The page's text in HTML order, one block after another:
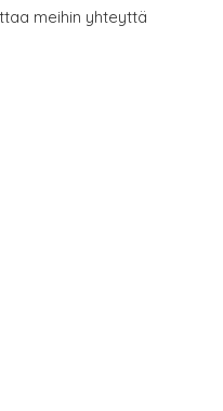
meihin yhteyttä